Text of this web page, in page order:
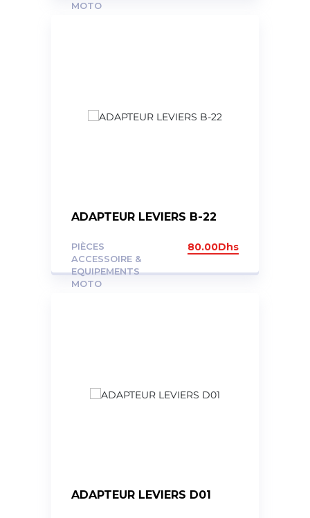
MOTO
ADAPTEUR LEVIERS B-22
PIÈCES
ACCESSOIRE &
EQUIPEMENTS
MOTO
80.00Dhs
ADAPTEUR LEVIERS D01